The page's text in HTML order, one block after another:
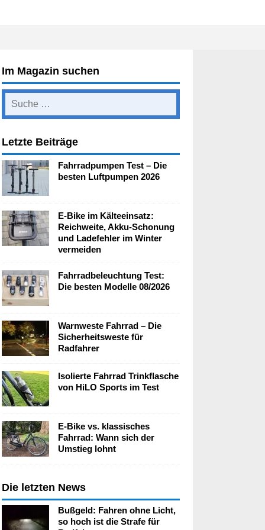
Im Magazin suchen
Letzte Beiträge
Fahrradpumpen Test – Die
besten Luftpumpen 2026
E-Bike im Kälteeinsatz:
Reichweite, Akku-Schonung
und Ladefehler im Winter
vermeiden
Fahrradbeleuchtung Test:
Die besten Modelle 08/2026
Warnweste Fahrrad – Die
Sicherheitsweste für
Radfahrer
Isolierte Fahrrad Trinkflasche
von HiLO Sports im Test
E-Bike vs. klassisches
Fahrrad: Wann sich der
Umstieg lohnt
Die letzten News
Bußgeld: Fahren ohne Licht,
so hoch ist die Strafe für